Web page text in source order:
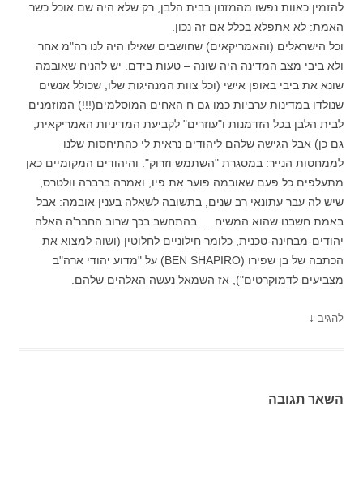
להזמין כאוות נפשו מהמזנון בבית הלבן, רק שלא היה שם אוכל כשר.
האמת: לא אתפלא בכלל אם זה נכון.
וכל הישראלים (והאמריקאים) שחושבים שאילו היה לנו רה"מ אחר
ולא ביבי מצב המדינה היה שונה – טעות בידם. יש להניח שאובמה
שונא את ביבי באופן אישי (וכל צוות המנהיגות שלו, שכולל אנשים
שנולדו במדינות ערביות כמו גם ח האחים המוסלמים(!!!) המוזמנים
לבית הלבן בכל הזדמנות ו"עוזרים" לקביעת המדיניות האמריקאית,
גם כן) אבל הגישה שלהם ליהודים נראית לי כהתיחסות שלנו
לממחטות הנייר: במסגרת "השתמש וזרוק". והיהודים המקומיים כאן
מתעלפים כל פעם שאובמה פוער את פיו, ואמרה ברברה וולטרס,
שיש לה עבר עתונאי רב שנים, בתשובה לשאלה בענין אובמה: אבל
באמת חשבנו שהוא המשיח…. בהתחשב בכך שרוב החבר'ה האלה
יהודים-מבחינה-טכנית, כלומר חילוניים לחלוטין (ושוה למצוא את
הכתבה של בן שפירו (BEN SHAPIRO) על "מדוע יהודי ארה"ב
מצביעים לדמוקרטים"), אז השמאל נעשה האלהים שלהם.
להגיב ↓
השאר תגובה